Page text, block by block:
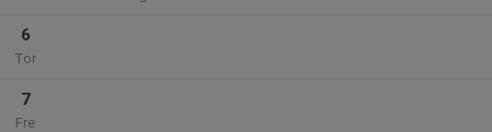
6
Tor
7
Fre